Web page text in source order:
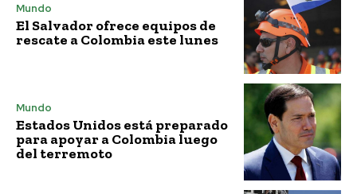
Mundo
El Salvador ofrece equipos de
rescate a Colombia este lunes
Mundo
Estados Unidos está preparado
para apoyar a Colombia luego
del terremoto